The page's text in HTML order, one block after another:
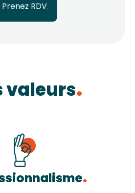
Prenez RDV
valeurs